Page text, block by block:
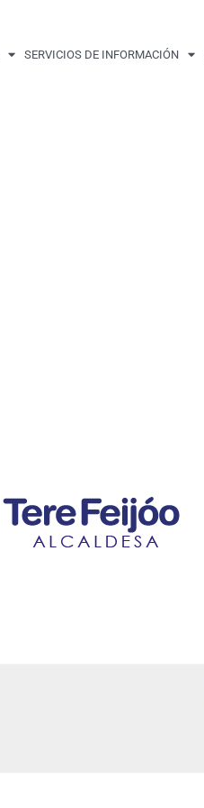
SERVICIOS DE INFORMACIÓN